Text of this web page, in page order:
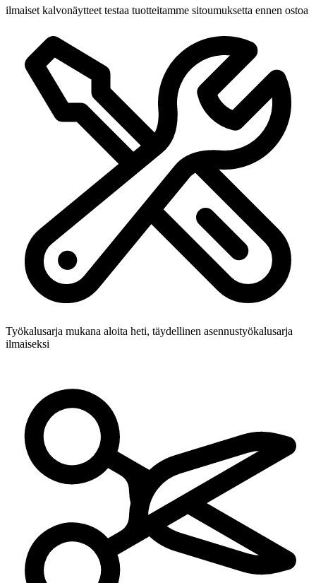
ilmaiset kalvonäytteet testaa tuotteitamme sitoumuksetta ennen ostoa
Työkalusarja mukana aloita heti, täydellinen asennustyökalusarja
ilmaiseksi